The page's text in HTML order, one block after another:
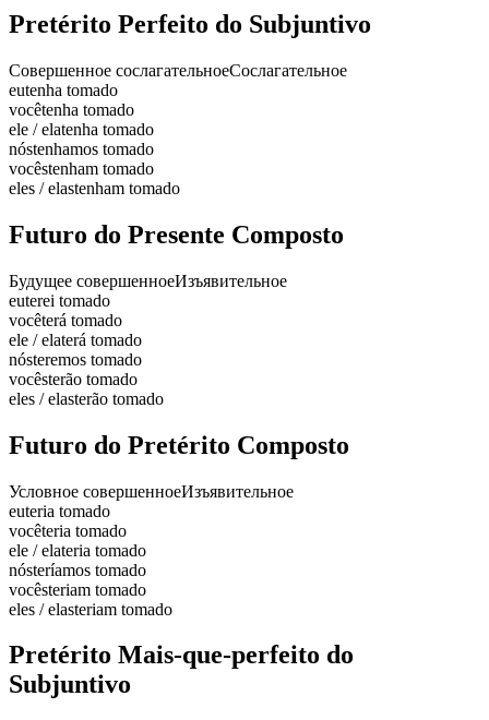
Pretérito Perfeito do Subjuntivo
Совершенное сослагательноеСослагательное
eutenha tomado
vocêtenha tomado
ele / elatenha tomado
nóstenhamos tomado
vocêstenham tomado
eles / elastenham tomado
Futuro do Presente Composto
Будущее совершенноеИзъявительное
euterei tomado
vocêterá tomado
ele / elaterá tomado
nósteremos tomado
vocêsterão tomado
eles / elasterão tomado
Futuro do Pretérito Composto
Условное совершенноеИзъявительное
euteria tomado
vocêteria tomado
ele / elateria tomado
nósteríamos tomado
vocêsteriam tomado
eles / elasteriam tomado
Pretérito Mais-que-perfeito do
Subjuntivo